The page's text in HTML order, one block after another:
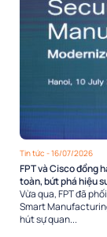
Tin tức - 16/07/2026
FPT và Cisco đồng
toàn, bứt phá hiệu
Vừa qua, FPT đã
Smart
hút sự quan...